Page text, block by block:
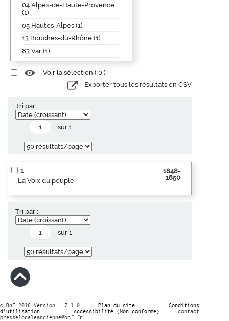
04 Alpes-de-Haute-Provence
(1)
05 Hautes-Alpes (1)
13 Bouches-du-Rhône (1)
83 Var (1)
Voir la sélection ( 0 )
Exporter tous les résultats en CSV
Tri par :
sur 1
1
La Voix du peuple
1848-
1850
Tri par :
sur 1
© BnF 2016 Version : 7.1.0 Plan du site
Conditions
d’utilisation
Accessibilité (Non conforme)
contact :
presselocaleancienne@bnf.fr